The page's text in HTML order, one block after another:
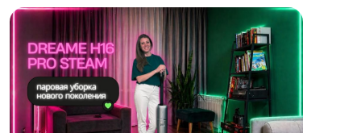
достигла 17% — рынок уверенно движется
к среднемировому уровню. При этом
покупают чаще, но